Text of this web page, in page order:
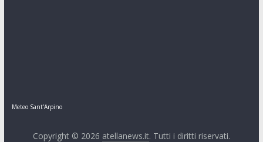
Meteo Sant'Arpino
Copyright © 2026 atellanews.it. Tutti i diritti riservati.